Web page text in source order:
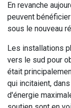
En revanche
peuvent
sous le nouveau
Les installations
vers le sud pour
était
qui incitaient,
d'énergie